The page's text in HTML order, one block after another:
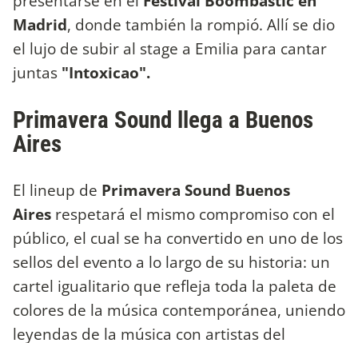
Madrid, donde también la rompió. Allí se dio
el lujo de subir al stage a Emilia para cantar
juntas "Intoxicao".
Primavera Sound llega a Buenos
Aires
El lineup de Primavera Sound Buenos
Aires respetará el mismo compromiso con el
público, el cual se ha convertido en uno de los
sellos del evento a lo largo de su historia: un
cartel igualitario que refleja toda la paleta de
colores de la música contemporánea, uniendo
leyendas de la música con artistas del